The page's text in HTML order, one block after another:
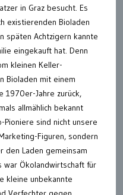
in Graz besucht. Es
existierenden Bioladen
späten Achtzigern kannte
eingekauft hat. Denn
kleinen Keller-
Bioladen mit einem
1970er-Jahre zurück,
allmählich bekannt
Pioniere sind nicht unsere
Figuren, sondern
den Laden gemeinsam
war Ökolandwirtschaft für
kleine unbekannte